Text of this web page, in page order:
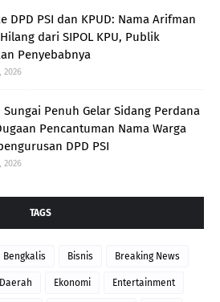
DPD PSI dan KPUD: Nama Arifman
dari SIPOL KPU, Publik
Penyebabnya
2026
Sungai Penuh Gelar Sidang Perdana
Pencantuman Nama Warga
DPD PSI
2026
TAGS
Bengkalis Bisnis Breaking News
Daerah Ekonomi Entertainment